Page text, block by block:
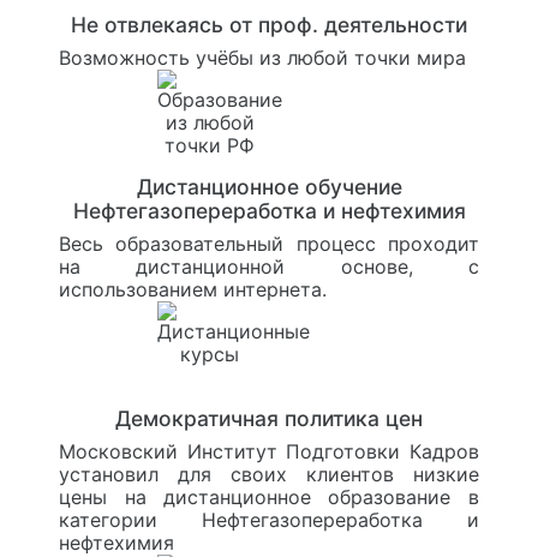
Не отвлекаясь от проф. деятельности
Возможность учёбы из любой точки мира
Дистанционное обучение
Нефтегазопереработка и нефтехимия
Весь образовательный процесс проходит
на дистанционной основе, с
использованием интернета.
Демократичная политика цен
Московский Институт Подготовки Кадров
установил для своих клиентов низкие
цены на дистанционное образование в
категории Нефтегазопереработка и
нефтехимия